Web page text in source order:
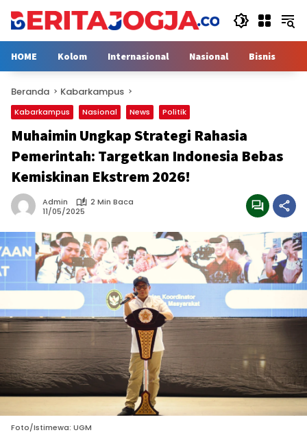
HOME Kolom Internasional Nasional Bisnis
Beranda Kabarkampus
Kabarkampus Nasional News Politik
Muhaimin Ungkap Strategi Rahasia
Pemerintah: Targetkan Indonesia Bebas
Kemiskinan Ekstrem 2026!
Admin
2 Min Baca
11/05/2025
Foto/Istimewa: UGM